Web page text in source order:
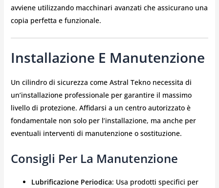
avviene utilizzando macchinari avanzati che assicurano una
copia perfetta e funzionale.
Installazione E Manutenzione
Un cilindro di sicurezza come Astral Tekno necessita di
un’installazione professionale per garantire il massimo
livello di protezione. Affidarsi a un centro autorizzato è
fondamentale non solo per l’installazione, ma anche per
eventuali interventi di manutenzione o sostituzione.
Consigli Per La Manutenzione
Lubrificazione Periodica: Usa prodotti specifici per